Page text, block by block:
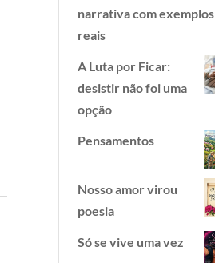
narrativa com exemplos
reais
A Luta por Ficar:
desistir não foi uma
opção
Pensamentos
Nosso amor virou
poesia
Só se vive uma vez